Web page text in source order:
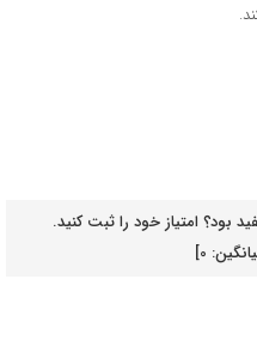
بود؟ امتیاز خود را ثبت کنید.
0
]